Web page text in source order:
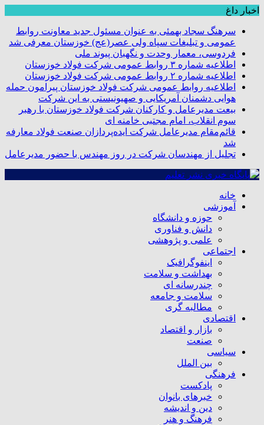
اخبار داغ
سرهنگ سجاد بهمئی به عنوان مسئول جدید معاونت روابط
عمومی و تبلیغات سپاه ولی عصر(عج) خوزستان معرفی شد
فردوسی، معمار وحدت و نگهبان پیوند ملی
اطلاعیه شماره ۳ روابط عمومی شرکت فولاد خوزستان
اطلاعیه شماره ۲ روابط عمومی شرکت فولاد خوزستان
اطلاعیه روابط عمومی شرکت فولاد خوزستان پیرامون حمله
هوایی دشمنان آمریکایی و صهیونیستی به این شرکت
بیعت مدیرعامل و کارکنان شرکت فولاد خوزستان با رهبر
سوم انقلاب، امام مجتبی خامنه ای
قائم‌مقام مدیرعامل شرکت ایده‌پردازان صنعت فولاد معارفه
شد
تجلیل از مهندسان شرکت در روز مهندس با حضور مدیرعامل
خانه
آموزشی
حوزه و دانشگاه
دانش و فناوری
علمی و پژوهشی
اجتماعی
اینفوگرافیک
بهداشت و سلامت
چندرسانه ای
سلامت و جامعه
مطالبه گری
اقتصادی
بازار و اقتصاد
صنعت
سیاسی
بین الملل
فرهنگی
پادکست
خبرهای بانوان
دین و اندیشه
فرهنگ و هنر